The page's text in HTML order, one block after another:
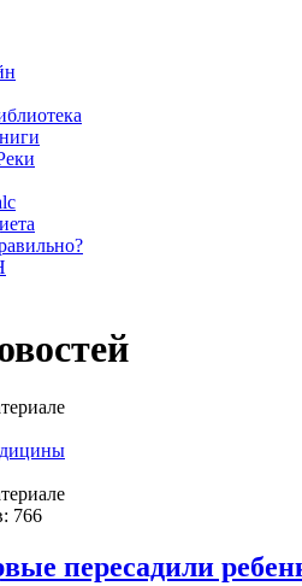
766
пересадили